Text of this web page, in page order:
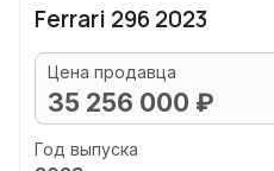
Ferrari 296 2023
Цена продавца
35 256 000 ₽
Год выпуска